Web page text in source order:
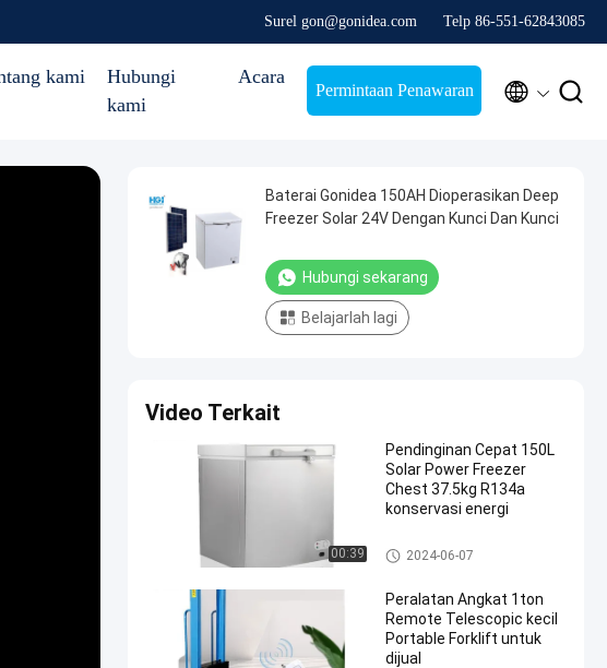
Surel gon@gonidea.com Telp 86-551-62843085
kami
Hubungi
kami
Acara
Permintaan Penawaran  
Baterai Gonidea 150AH Dioperasikan Deep
Freezer Solar 24V Dengan Kunci Dan Kunci
Hubungi sekarang
Belajarlah lagi
Video Terkait
00:39
Pendinginan Cepat 150L
Solar Power Freezer
Chest 37.5kg R134a
konservasi energi
Freezer Tenaga Surya
2024-06-07
Peralatan Angkat 1ton
Remote Telescopic kecil
Portable Forklift untuk
dijual